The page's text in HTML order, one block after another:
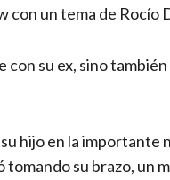
con un tema de Rocío
su ex, sino
hijo en la
su brazo, un